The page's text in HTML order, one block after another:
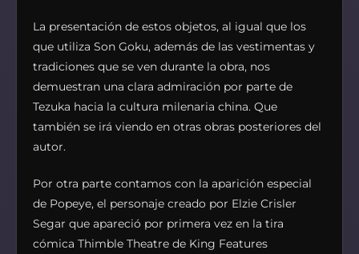
La presentación de estos objetos, al igual que los
que utiliza Son Goku, además de las vestimentas y
tradiciones que se ven durante la obra, nos
demuestran una clara admiración por parte de
Tezuka hacia la cultura milenaria china. Que
también se irá viendo en otras obras posteriores del
autor.
Por otra parte contamos con la aparición especial
de Popeye, el personaje creado por Elzie Crisler
Segar​ que apareció por primera vez en la tira
cómica Thimble Theatre de King Features